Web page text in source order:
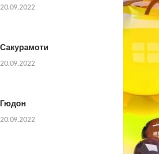
20.09.2022
Сакурамоти
20.09.2022
Гюдон
20.09.2022